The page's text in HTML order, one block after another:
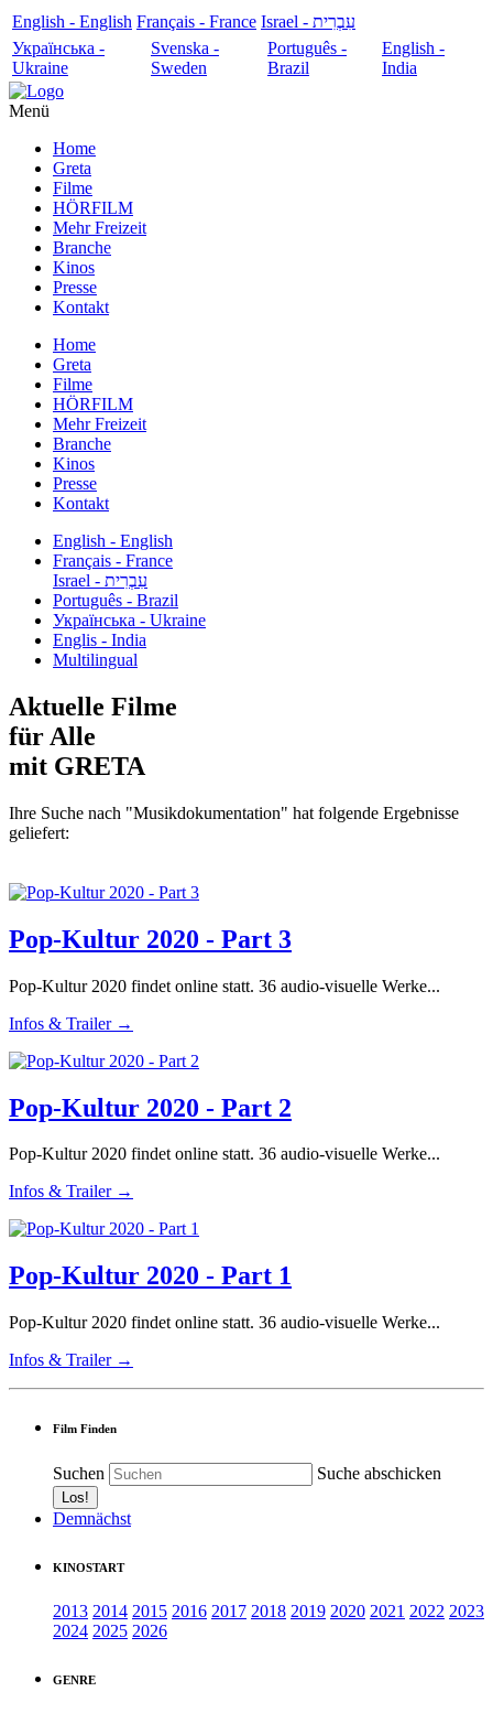
English - English Français - France
עִבְרִית - Israel
Українська -
Ukraine
Svenska -
Sweden
Português -
Brazil
English -
India
Menü
Home
Greta
Filme
HÖRFILM
Mehr Freizeit
Branche
Kinos
Presse
Kontakt
Home
Greta
Filme
HÖRFILM
Mehr Freizeit
Branche
Kinos
Presse
Kontakt
English - English
Français - France
עִבְרִית - Israel
Português - Brazil
Українська - Ukraine
Englis - India
Multilingual
Aktuelle Filme
für Alle
mit GRETA
Ihre Suche nach "Musikdokumentation" hat folgende Ergebnisse
geliefert:
Pop-Kultur 2020 - Part 3
Pop-Kultur 2020 findet online statt. 36 audio-visuelle Werke...
Infos & Trailer →
Pop-Kultur 2020 - Part 2
Pop-Kultur 2020 findet online statt. 36 audio-visuelle Werke...
Infos & Trailer →
Pop-Kultur 2020 - Part 1
Pop-Kultur 2020 findet online statt. 36 audio-visuelle Werke...
Infos & Trailer →
Film Finden
Suchen Suche abschicken
Demnächst
KINOSTART
2013 2014 2015 2016 2017 2018 2019 2020 2021 2022 2023
2024 2025 2026
GENRE